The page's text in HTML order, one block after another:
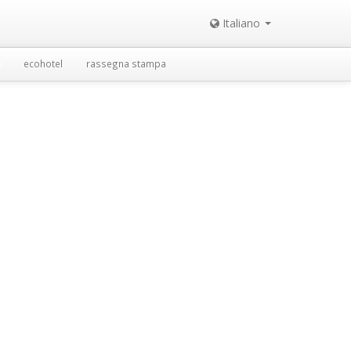
Italiano
ecohotel rassegna stampa